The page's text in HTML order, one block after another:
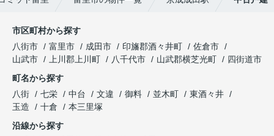
市区町村から探す
八街市
富里市 成田市 印旛郡酒々井町
佐倉市
山武市
上川郡上川町 八千代市 山武郡横芝光町
四街道市
町名から探す
八街
七栄 中台 文違 御料 並木町
東酒々井
玉造
十倉
本三里塚
沿線から探す